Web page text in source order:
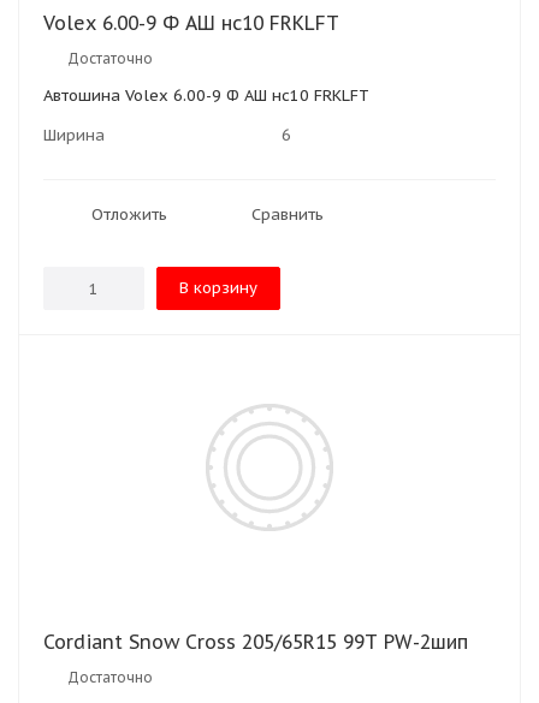
Volex 6.00-9 Ф АШ нс10 FRKLFT
Достаточно
Автошина Volex 6.00-9 Ф АШ нс10 FRKLFT
Ширина
6
Отложить Сравнить
В корзину
Cordiant Snow Cross 205/65R15 99T PW-2шип
Достаточно